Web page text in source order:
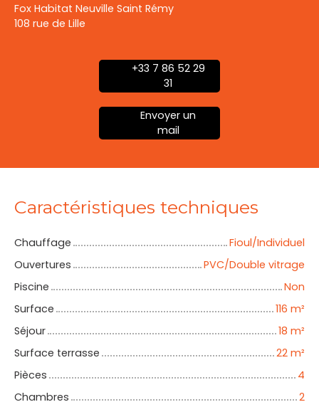
Fox Habitat Neuville Saint Rémy
108 rue de Lille
+33 7 86 52 29
31
Envoyer un
mail
Caractéristiques techniques
Chauffage
Fioul/Individuel
Ouvertures
PVC/Double vitrage
Piscine
Non
Surface
116 m²
Séjour
18 m²
Surface terrasse
22 m²
Pièces
4
Chambres
2